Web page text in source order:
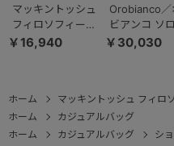
マッキントッシュ
フィロソフィー
5M17 サコッシュ
￥16,940
Orobianco／
ビアンコ ソ
テ ボディバッ
￥30,030
ホーム マッキントッシュ フィロ
ホーム
カジュアルバッグ
ホーム
カジュアルバッグ シ